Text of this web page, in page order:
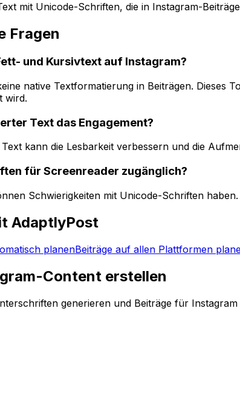
mit Unicode-Schriften, die in Instagram-
Fragen
und Kursivtext auf Instagram?
native Textformatierung in Beiträgen. Dieses
wird.
Text das Engagement?
kann die Lesbarkeit verbessern und die
für Screenreader zugänglich?
Schwierigkeiten mit Unicode-Schriften
AdaptlyPost
planenBeiträge auf allen Plattformen
Content erstellen
generieren und Beiträge für